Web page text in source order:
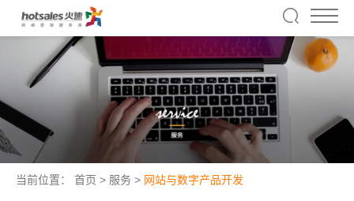
当前位置： 首页 > 服务 > 网站与数字产品开发